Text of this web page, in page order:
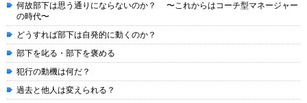
何故部下は思う通りにならないのか？ 〜これからはコーチ型マネージャー
の時代〜
どうすれば部下は自発的に動くのか？
部下を叱る・部下を褒める
犯行の動機は何だ？
過去と他人は変えられる？